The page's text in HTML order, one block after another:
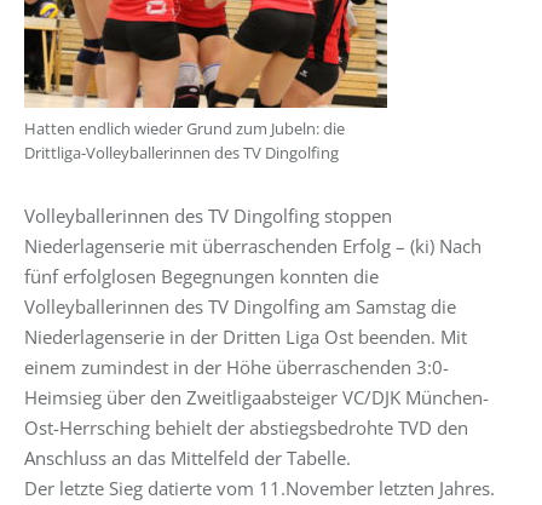
Hatten endlich wieder Grund zum Jubeln: die
Drittliga-Volleyballerinnen des TV Dingolfing
Volleyballerinnen des TV Dingolfing stoppen
Niederlagenserie mit überraschenden Erfolg – (ki) Nach
fünf erfolglosen Begegnungen konnten die
Volleyballerinnen des TV Dingolfing am Samstag die
Niederlagenserie in der Dritten Liga Ost beenden. Mit
einem zumindest in der Höhe überraschenden 3:0-
Heimsieg über den Zweitligaabsteiger VC/DJK München-
Ost-Herrsching behielt der abstiegsbedrohte TVD den
Anschluss an das Mittelfeld der Tabelle.
Der letzte Sieg datierte vom 11.November letzten Jahres.